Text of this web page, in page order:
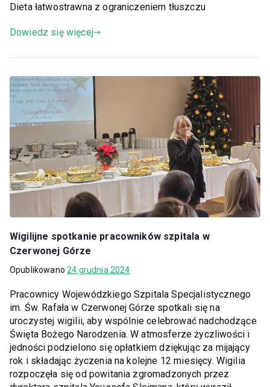
Dieta łatwostrawna z ograniczeniem tłuszczu
Dowiedz się więcej
Wigilijne spotkanie pracowników szpitala w
Czerwonej Górze
Opublikowano24 grudnia 2024
Pracownicy Wojewódzkiego Szpitala Specjalistycznego
im. Św. Rafała w Czerwonej Górze spotkali się na
uroczystej wigilii, aby wspólnie celebrować nadchodzące
Święta Bożego Narodzenia. W atmosferze życzliwości i
jedności podzielono się opłatkiem dziękując za mijający
rok i składając życzenia na kolejne 12 miesięcy. Wigilia
rozpoczęła się od powitania zgromadzonych przez